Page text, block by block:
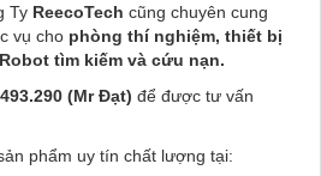
Ty ReecoTech cũng chuyên cung
vụ cho phòng thí nghiệm, thiết bị
tìm kiếm và cứu nạn.
(Mr Đạt) để được tư vấn
phẩm uy tín chất lượng tại: